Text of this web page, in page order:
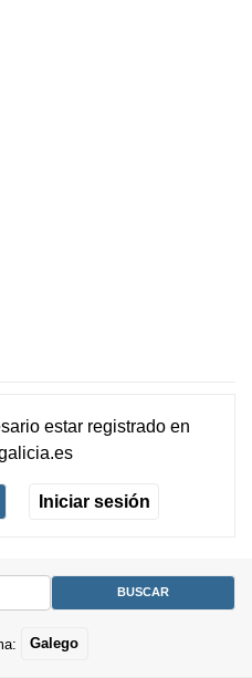
estar registradoen
Iniciar sesión
Galego